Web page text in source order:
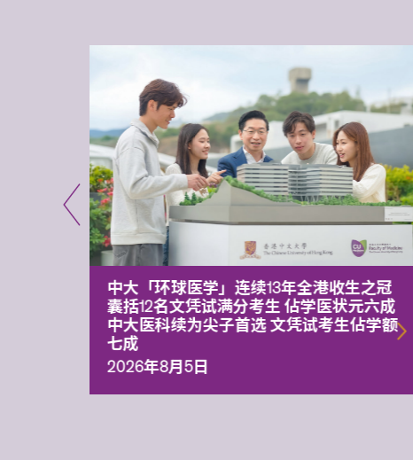
中大「环球医学」连续13年全港收生之冠
囊括12名文凭试满分考生 佔学医状元六成
中大医科续为尖子首选 文凭试考生佔学额
七成
2026年8月5日